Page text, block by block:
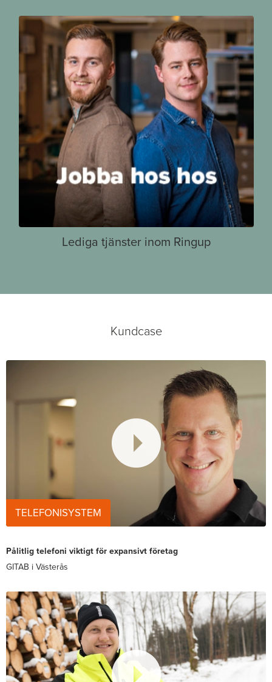
Lediga tjänster inom Ringup
Kundcase
TELEFONISYSTEM
Pålitlig telefoni viktigt för expansivt företag
GITAB i Västerås